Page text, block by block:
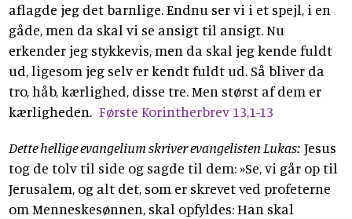
aflagde jeg det barnlige. Endnu ser vi i et spejl, i en
gåde, men da skal vi se ansigt til ansigt. Nu
erkender jeg stykkevis, men da skal jeg kende fuldt
ud, ligesom jeg selv er kendt fuldt ud. Så bliver da
tro, håb, kærlighed, disse tre. Men størst af dem er
kærligheden. Første Korintherbrev 13,1-13
Dette hellige evangelium skriver evangelisten Lukas: Jesus
tog de tolv til side og sagde til dem: »Se, vi går op til
Jerusalem, og alt det, som er skrevet ved profeterne
om Menneskesønnen, skal opfyldes: Han skal